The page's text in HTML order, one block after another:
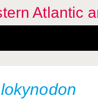
Atlantic